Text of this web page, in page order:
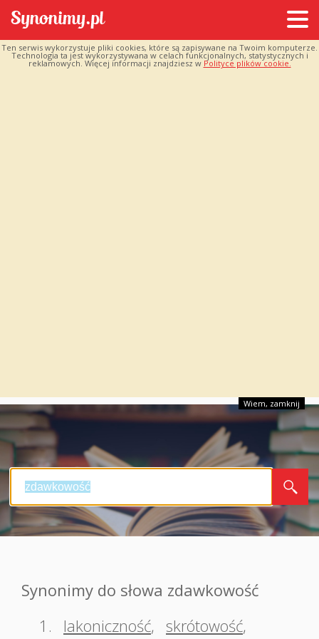
Ten serwis wykorzystuje pliki cookies, które są zapisywane na Twoim komputerze.
Technologia ta jest wykorzystywana w celach funkcjonalnych, statystycznych i
reklamowych. Więcej informacji znajdziesz w Polityce plików cookie.
Wiem, zamknij
Synonimy do słowa zdawkowość
1.
lakoniczność, skrótowość,